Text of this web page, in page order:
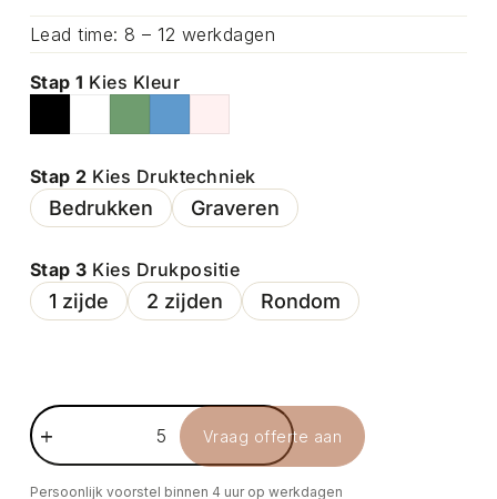
Lead time: 8 – 12 werkdagen
Stap 1 Kies Kleur
Stap 2 Kies Druktechniek
Bedrukken Graveren
Stap 3 Kies Drukpositie
1 zijde 2 zijden Rondom
Vraag offerte aan
Persoonlijk voorstel binnen 4 uur op werkdagen